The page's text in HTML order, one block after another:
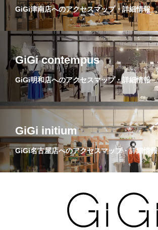
GiGi津南店へのアクセスマップ・詳細情報
GiGi contempus
GiGi明和店へのアクセスマップ・詳細情報
GiGi initium
GiGi名古屋店へのアクセスマップ・詳細情報